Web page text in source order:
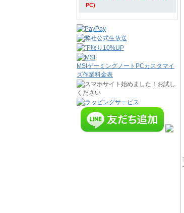
PC)
MSIゲーミングノートPCカスタマイ
ズ作業料金表